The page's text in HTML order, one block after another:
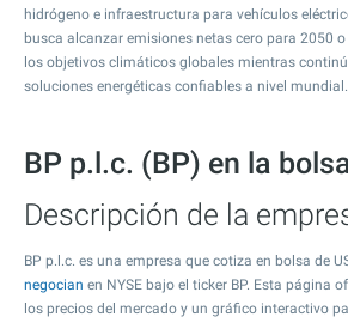
hidrógeno e infraestructura para vehículos
busca alcanzar emisiones netas cero para 2050
los objetivos climáticos globales mientras
soluciones energéticas confiables a nivel mundial.
BP p.l.c. (BP) en la
Descripción de la
BP p.l.c. es una empresa que cotiza en bolsa de
negocian en NYSE bajo el ticker BP. Esta página
los precios del mercado y un gráfico interactivo